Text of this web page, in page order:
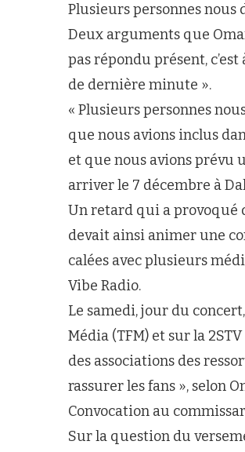
Plusieurs personnes
Deux arguments que
pas répondu présent,
de dernière minute ».
« Plusieurs personnes
que nous avions inclus
et que nous avions prévu
arriver le 7 décembre à
Un retard qui a provoqué
devait ainsi animer une
calées avec plusieurs
Vibe Radio.
Le samedi, jour du
Média (TFM) et sur la
des associations des
rassurer les fans », selon
Convocation au
Sur la question du